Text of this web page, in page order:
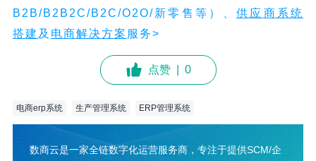
B2B/B2B2C/B2C/O2O/新零售等）、 供应 商 系统
搭建 及 电商解决方案 服务>
点赞 0
电商erp系统 生产管理系统 ERP管理系统
数商云是一家全链数字化运营服务商，专注于提供SCM/企